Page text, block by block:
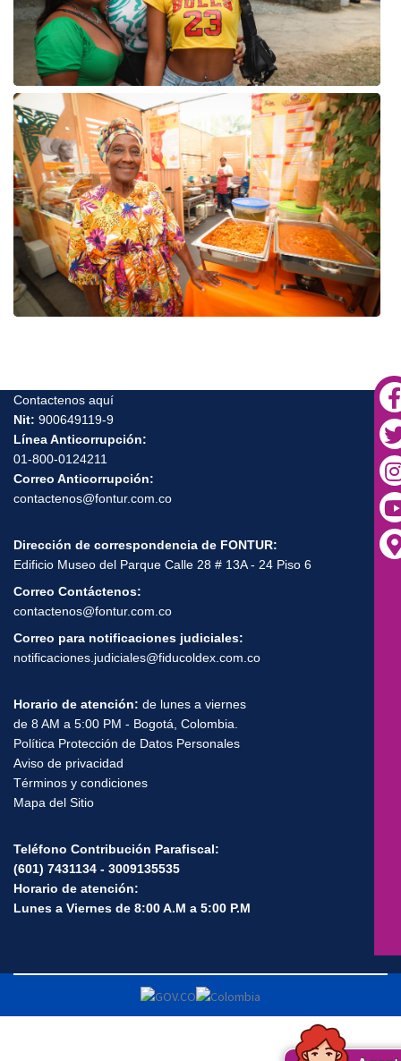
Contactenos aquí
Nit: 900649119-9
Línea Anticorrupción:
01-800-0124211
Correo Anticorrupción:
contactenos@fontur.com.co
Dirección de correspondencia de FONTUR:
Edificio Museo del Parque Calle 28 # 13A - 24 Piso 6
Correo Contáctenos:
contactenos@fontur.com.co
Correo para notificaciones judiciales:
notificaciones.judiciales@fiducoldex.com.co
Horario de atención: de lunes a viernes
de 8 AM a 5:00 PM - Bogotá, Colombia.
Política Protección de Datos Personales
Aviso de privacidad
Términos y condiciones
Mapa del Sitio
Teléfono Contribución Parafiscal:
(601) 7431134 - 3009135535
Horario de atención:
Lunes a Viernes de 8:00 A.M a 5:00 P.M